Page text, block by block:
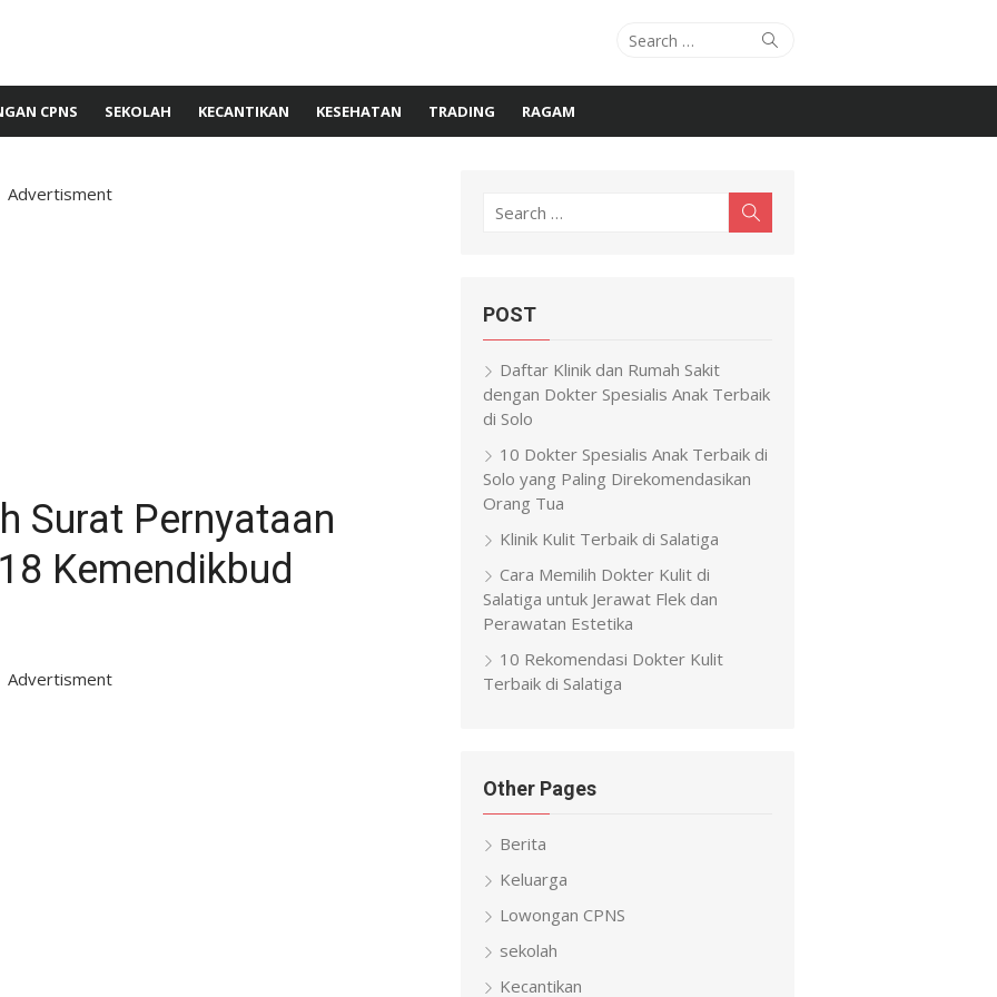
Search
Search
CPNS SEKOLAH KECANTIKAN KESEHATAN TRADING RAGAM
Advertisment
Surat Pernyataan
Kemendikbud
Advertisment
Search
POST
Daftar Klinik dan Rumah Sakit
dengan Dokter Spesialis Anak Terbaik
di Solo
10 Dokter Spesialis Anak Terbaik di
Solo yang Paling Direkomendasikan
Orang Tua
Klinik Kulit Terbaik di Salatiga
Cara Memilih Dokter Kulit di
Salatiga untuk Jerawat Flek dan
Perawatan Estetika
10 Rekomendasi Dokter Kulit
Terbaik di Salatiga
Other Pages
Berita
Keluarga
Lowongan CPNS
sekolah
Kecantikan